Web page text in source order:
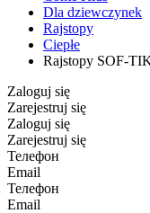
Dla dziewczynek
Rajstopy
Ciepłe
Rajstopy SOF-
Zaloguj się
Zarejestruj się
Zaloguj się
Zarejestruj się
Телефон
Email
Телефон
Email